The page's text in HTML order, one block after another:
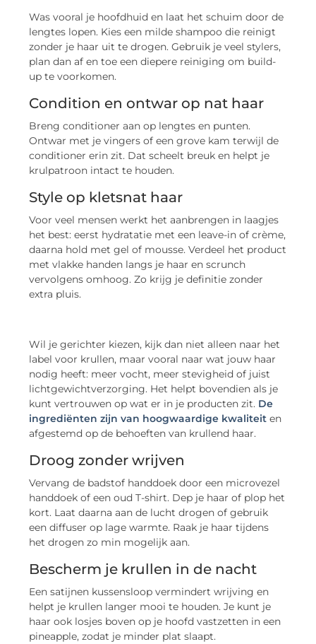
Was vooral je hoofdhuid en laat het schuim door de
lengtes lopen. Kies een milde shampoo die reinigt
zonder je haar uit te drogen. Gebruik je veel stylers,
plan dan af en toe een diepere reiniging om build-
up te voorkomen.
Condition en ontwar op nat haar
Breng conditioner aan op lengtes en punten.
Ontwar met je vingers of een grove kam terwijl de
conditioner erin zit. Dat scheelt breuk en helpt je
krulpatroon intact te houden.
Style op kletsnat haar
Voor veel mensen werkt het aanbrengen in laagjes
het best: eerst hydratatie met een leave-in of crème,
daarna hold met gel of mousse. Verdeel het product
met vlakke handen langs je haar en scrunch
vervolgens omhoog. Zo krijg je definitie zonder
extra pluis.
Wil je gerichter kiezen, kijk dan niet alleen naar het
label voor krullen, maar vooral naar wat jouw haar
nodig heeft: meer vocht, meer stevigheid of juist
lichtgewichtverzorging. Het helpt bovendien als je
kunt vertrouwen op wat er in je producten zit. De
ingrediënten zijn van hoogwaardige kwaliteit en
afgestemd op de behoeften van krullend haar.
Droog zonder wrijven
Vervang de badstof handdoek door een microvezel
handdoek of een oud T-shirt. Dep je haar of plop het
kort. Laat daarna aan de lucht drogen of gebruik
een diffuser op lage warmte. Raak je haar tijdens
het drogen zo min mogelijk aan.
Bescherm je krullen in de nacht
Een satijnen kussensloop vermindert wrijving en
helpt je krullen langer mooi te houden. Je kunt je
haar ook losjes boven op je hoofd vastzetten in een
pineapple, zodat je minder plat slaapt.